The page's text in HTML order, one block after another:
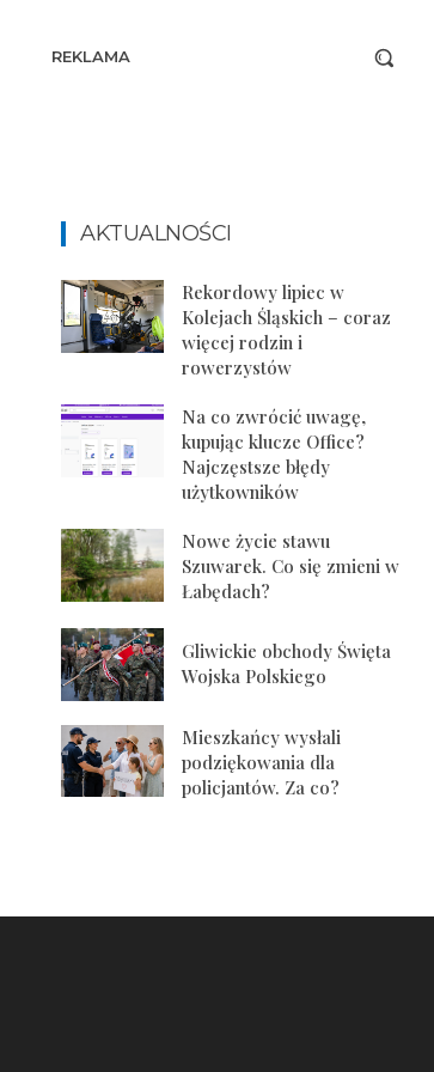
REKLAMA
AKTUALNOŚCI
Rekordowy lipiec w
Kolejach Śląskich – coraz
więcej rodzin i
rowerzystów
Na co zwrócić uwagę,
kupując klucze Office?
Najczęstsze błędy
użytkowników
Nowe życie stawu
Szuwarek. Co się zmieni w
Łabędach?
Gliwickie obchody Święta
Wojska Polskiego
Mieszkańcy wysłali
podziękowania dla
policjantów. Za co?